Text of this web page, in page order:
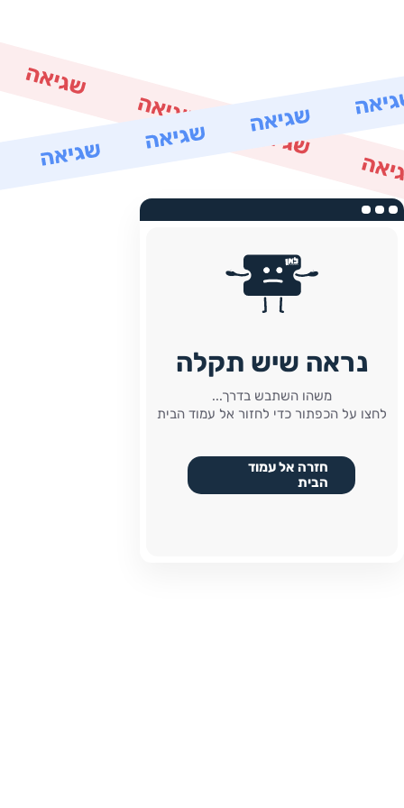
נראה שיש תקלה
משהו השתבש בדרך...
לחצו על הכפתור כדי לחזור אל עמוד הבית
חזרה אל עמוד
הבית